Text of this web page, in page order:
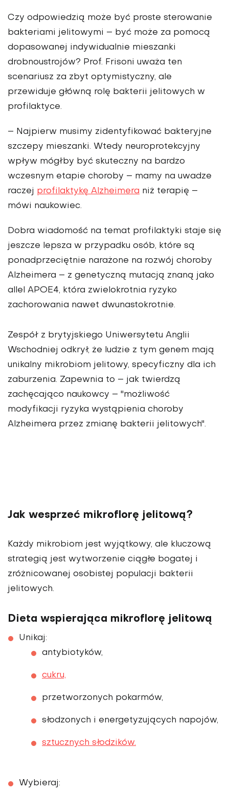
Czy odpowiedzią może być proste sterowanie
bakteriami jelitowymi – być może za pomocą
dopasowanej indywidualnie mieszanki
drobnoustrojów? Prof. Frisoni uważa ten
scenariusz za zbyt optymistyczny, ale
przewiduje główną rolę bakterii jelitowych w
profilaktyce.
– Najpierw musimy zidentyfikować bakteryjne
szczepy mieszanki. Wtedy neuroprotekcyjny
wpływ mógłby być skuteczny na bardzo
wczesnym etapie choroby – mamy na uwadze
raczej profilaktykę Alzheimera niż terapię –
mówi naukowiec.
Dobra wiadomość na temat profilaktyki staje się
jeszcze lepsza w przypadku osób, które są
ponadprzeciętnie narażone na rozwój choroby
Alzheimera – z genetyczną mutacją znaną jako
allel APOE4, która zwielokrotnia ryzyko
zachorowania nawet dwunastokrotnie.
Zespół z brytyjskiego Uniwersytetu Anglii
Wschodniej odkrył, że ludzie z tym genem mają
unikalny mikrobiom jelitowy, specyficzny dla ich
zaburzenia. Zapewnia to – jak twierdzą
zachęcająco naukowcy – "możliwość
modyfikacji ryzyka wystąpienia choroby
Alzheimera przez zmianę bakterii jelitowych".
Jak wesprzeć mikroflorę jelitową?
Każdy mikrobiom jest wyjątkowy, ale kluczową
strategią jest wytworzenie ciągłe bogatej i
zróżnicowanej osobistej populacji bakterii
jelitowych.
Dieta wspierająca mikroflorę jelitową
Unikaj:
antybiotyków,
cukru,
przetworzonych pokarmów,
słodzonych i energetyzujących napojów,
sztucznych słodzików.
Wybieraj: